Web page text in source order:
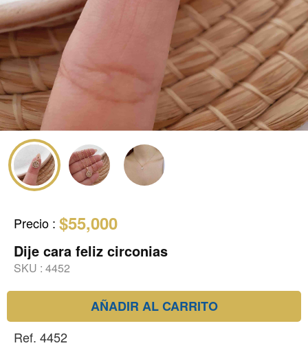
Precio : $55,000
Dije cara feliz circonias
SKU : 4452
AÑADIR AL CARRITO
Ref. 4452